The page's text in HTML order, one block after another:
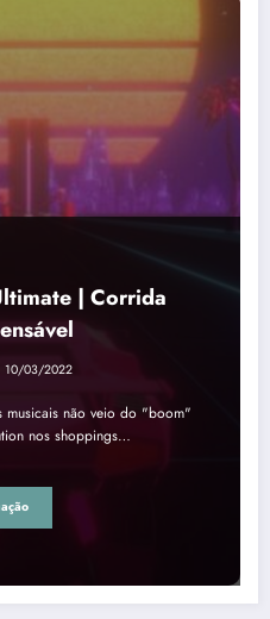
| Corrida
10/03/2022
não veio do "boom"
nos shoppings…